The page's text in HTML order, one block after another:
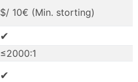
$/ 10€ (Min. storting)
✔
≤2000:1
✔